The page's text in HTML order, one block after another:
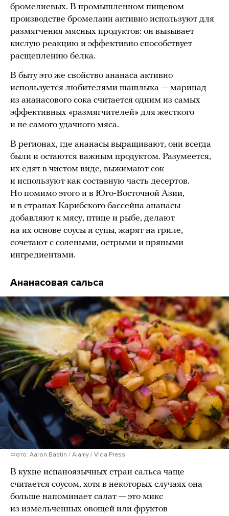
бромелиевых. В промышленном пищевом
производстве бромелаин активно используют для
размягчения мясных продуктов: он вызывает
кислую реакцию и эффективно способствует
расщеплению белка.
В быту это же свойство ананаса активно
используется любителями шашлыка — маринад
из ананасового сока считается одним из самых
эффективных «размягчителей» для жесткого
и не самого удачного мяса.
В регионах, где ананасы выращивают, они всегда
были и остаются важным продуктом. Разумеется,
их едят в чистом виде, выжимают сок
и используют как составную часть десертов.
Но помимо этого и в Юго-Восточной Азии,
и в странах Карибского бассейна ананасы
добавляют к мясу, птице и рыбе, делают
на их основе соусы и супы, жарят на гриле,
сочетают с солеными, острыми и пряными
ингредиентами.
Ананасовая сальса
Фото: Aaron Bastin / Alamy / Vida Press
В кухне испаноязычных стран сальса чаще
считается соусом, хотя в некоторых случаях она
больше напоминает салат — это микс
из измельченных овощей или фруктов